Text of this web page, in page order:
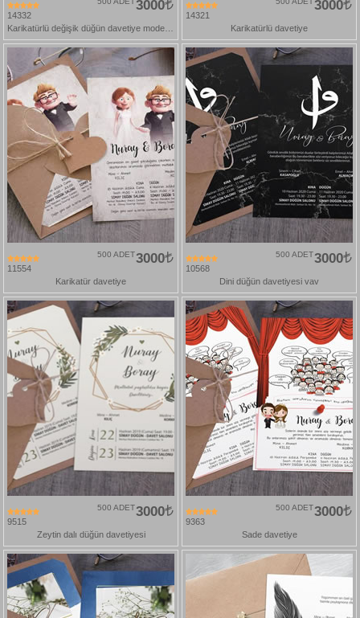
14332
3000
14321
3000
Karikatürlü davetiye
11554
3000
500 ADET
Karikatür davetiye
10568
3000
500 ADET
Dini düğün davetiyesi vav
9515
3000
500 ADET
Zeytin dalı düğün davetiyesi
9363
3000
500 ADET
Sade davetiye